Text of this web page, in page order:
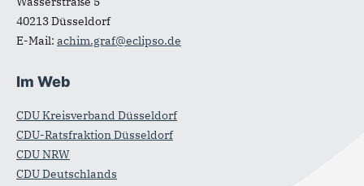
40213Düsseldorf
E-Mail: achim.graf@eclipso.de
Im Web
CDU Kreisverband Düsseldorf
CDU-Ratsfraktion Düsseldorf
CDU NRW
CDU Deutschlands